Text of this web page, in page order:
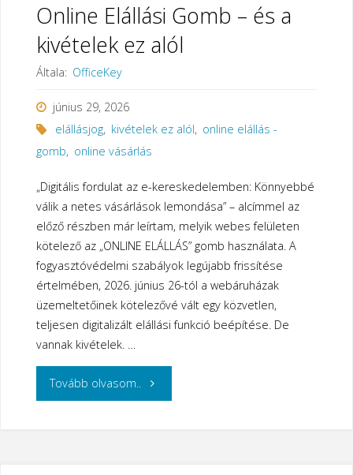
Online Elállási Gomb – és a
kivételek ez alól
Általa: OfficeKey
június 29, 2026
elállásjog, kivételek ez alól, online elállás -
gomb, online vásárlás
„Digitális fordulat az e-kereskedelemben: Könnyebbé
válik a netes vásárlások lemondása” – alcímmel az
előző részben már leírtam, melyik webes felületen
kötelező az „ONLINE ELÁLLÁS” gomb használata. A
fogyasztóvédelmi szabályok legújabb frissítése
értelmében, 2026. június 26-tól a webáruházak
üzemeltetőinek kötelezővé vált egy közvetlen,
teljesen digitalizált elállási funkció beépítése. De
vannak kivételek. …
Tovább olvasom.. "Online